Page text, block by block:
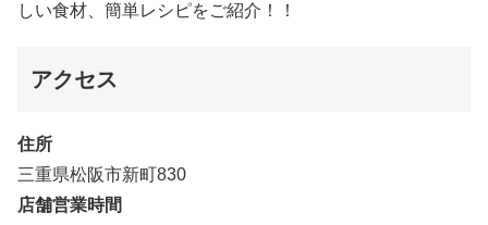
しい食材、簡単レシピをご紹介！！
アクセス
住所
三重県松阪市新町830
店舗営業時間